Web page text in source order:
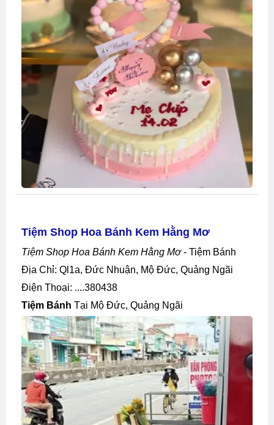
Tiệm Shop Hoa Bánh Kem Hằng Mơ
Tiệm Shop Hoa Bánh Kem Hằng Mơ- Tiệm Bánh
Địa Chỉ: Ql1a, Đức Nhuận, Mộ Đức, Quảng Ngãi
Điện Thoại: ....380438
Tiệm Bánh Tại Mộ Đức, Quảng Ngãi